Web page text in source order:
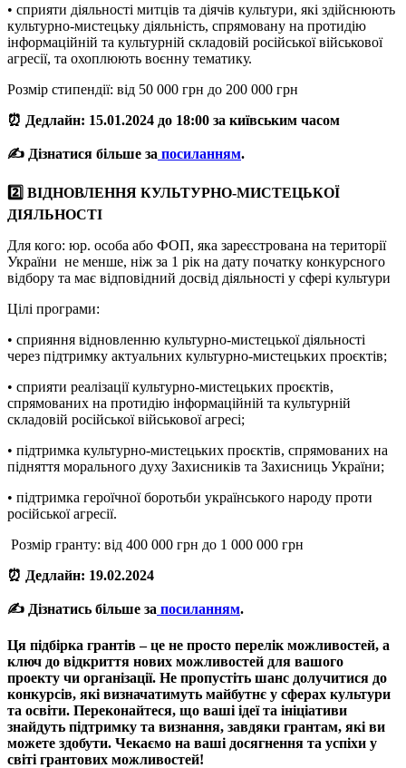
• сприяти діяльності митців та діячів культури, які здійснюють
культурно-мистецьку діяльність, спрямовану на протидію
інформаційній та культурній складовій російської військової
агресії, та охоплюють воєнну тематику.
Розмір стипендії: від 50 000 грн до 200 000 грн
⏰ Дедлайн: 15.01.2024 до 18:00 за київським часом
✍️ Дізнатися більше за посиланням.
2️⃣ ВІДНОВЛЕННЯ КУЛЬТУРНО-МИСТЕЦЬКОЇ
ДІЯЛЬНОСТІ
Для кого: юр. особа або ФОП, яка зареєстрована на території
України не менше, ніж за 1 рік на дату початку конкурсного
відбору та має відповідний досвід діяльності у сфері культури
Цілі програми:
• сприяння відновленню культурно-мистецької діяльності
через підтримку актуальних культурно-мистецьких проєктів;
• сприяти реалізації культурно-мистецьких проєктів,
спрямованих на протидію інформаційній та культурній
складовій російської військової агресі;
• підтримка культурно-мистецьких проєктів, спрямованих на
підняття морального духу Захисників та Захисниць України;
• підтримка героїчної боротьби українського народу проти
російської агресії.
Розмір гранту: від 400 000 грн до 1 000 000 грн
⏰ Дедлайн: 19.02.2024
✍️ Дізнатись більше за посиланням.
Ця підбірка грантів – це не просто перелік можливостей, а
ключ до відкриття нових можливостей для вашого
проекту чи організації. Не пропустіть шанс долучитися до
конкурсів, які визначатимуть майбутнє у сферах культури
та освіти. Переконайтеся, що ваші ідеї та ініціативи
знайдуть підтримку та визнання, завдяки грантам, які ви
можете здобути. Чекаємо на ваші досягнення та успіхи у
світі грантових можливостей!